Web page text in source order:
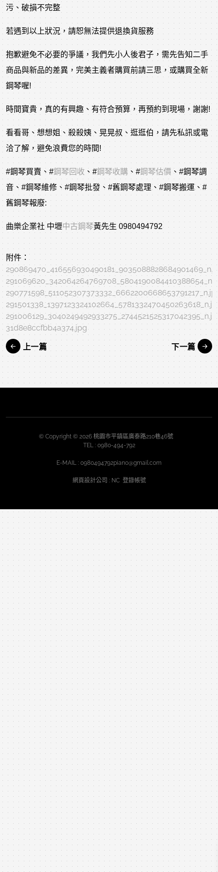
污、破損不完整
若遇到以上狀況，請恕無法提供退換貨服務
抱歉避免不必要的爭議，我們先小人後君子，需先告知二手
商品與新品的差異，完美主義者購買前請三思，或購買全新
鋼琴喔!
時間寶貴，真的有興趣、有符合預算，再預約到現場，謝謝!
看看哥、想想姐、殺殺姨、晃晃叔、逛逛伯，請先私訊或電
洽了解，避免浪費您的時間!
#鋼琴買賣 、 #鋼琴回收 、 #鋼琴收購 、 #鋼琴估價 、 #鋼琴調
音 、 #鋼琴維修 、 #鋼琴批發 、 #舊鋼琴處理、#鋼琴搬運、#
舊鋼琴報廢:
曲樂企業社 中壢中古鋼琴黃先生 0980494792
附件：
31d8e8ccfbb4a374.jpg
上一篇 下一篇
© Copyright © 2026 桃園市平鎮區廣泰路210巷46號
TEL : 0980-494-792
E-MAIL : 0980494792piano@gmail.com
網頁設計公司 : NC 登錄帳號